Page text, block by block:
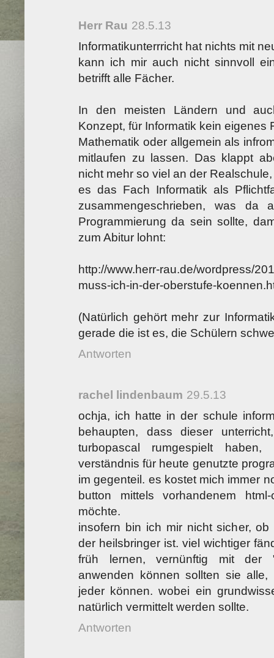
Herr Rau 28.5.13
Informatikunterrricht hat nichts mit
kann ich mir auch nicht sinnvoll
betrifft alle Fächer.
In den meisten Ländern und
Konzept, für Informatik kein
Mathematik oder allgemein als
mitlaufen zu lassen. Das klappt
nicht mehr so viel an der
es das Fach Informatik als
zusammengeschrieben, was
Programmierung da sein sollte,
zum Abitur lohnt:
http://www.herr-rau.de/wordpress/
muss-ich-in-der-oberstufe-
(Natürlich gehört mehr zur
gerade die ist es, die Schülern
Antworten
rachel lindenbaum 29.5.13
ochja, ich hatte in der schule
behaupten, dass dieser
turbopascal rumgespielt
verständnis für heute genutzte
im gegenteil. es kostet mich immer
button mittels vorhandenem
möchte.
insofern bin ich mir nicht sicher,
der heilsbringer ist. viel wichtiger
früh lernen, vernünftig mit der
anwenden können sollten sie
jeder können. wobei ein
natürlich vermittelt werden sollte.
Antworten